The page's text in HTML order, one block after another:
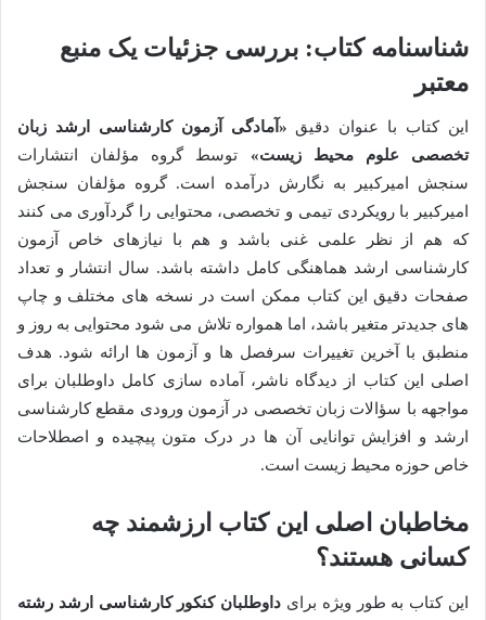
شناسنامه کتاب: بررسی جزئیات یک منبع
معتبر
این کتاب با عنوان دقیق «آمادگی آزمون کارشناسی ارشد زبان
تخصصی علوم محیط زیست» توسط گروه مؤلفان انتشارات
سنجش امیرکبیر به نگارش درآمده است. گروه مؤلفان سنجش
امیرکبیر با رویکردی تیمی و تخصصی، محتوایی را گردآوری می کنند
که هم از نظر علمی غنی باشد و هم با نیازهای خاص آزمون
کارشناسی ارشد هماهنگی کامل داشته باشد. سال انتشار و تعداد
صفحات دقیق این کتاب ممکن است در نسخه های مختلف و چاپ
های جدیدتر متغیر باشد، اما همواره تلاش می شود محتوایی به روز و
منطبق با آخرین تغییرات سرفصل ها و آزمون ها ارائه شود. هدف
اصلی این کتاب از دیدگاه ناشر، آماده سازی کامل داوطلبان برای
مواجهه با سؤالات زبان تخصصی در آزمون ورودی مقطع کارشناسی
ارشد و افزایش توانایی آن ها در درک متون پیچیده و اصطلاحات
خاص حوزه محیط زیست است.
مخاطبان اصلی این کتاب ارزشمند چه
کسانی هستند؟
این کتاب به طور ویژه برای داوطلبان کنکور کارشناسی ارشد رشته